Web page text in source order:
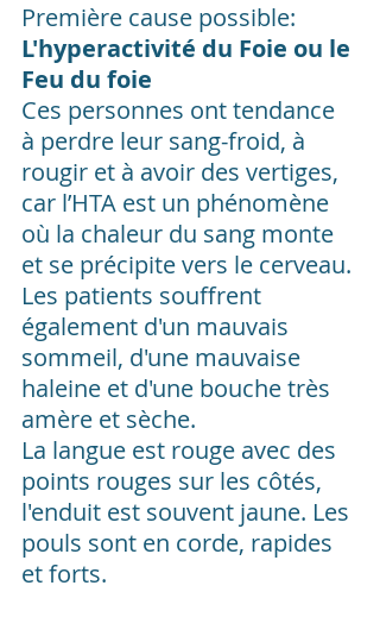
Première cause possible:
L'hyperactivité du Foie ou le
Feu du foie
Ces personnes ont tendance
à perdre leur sang-froid, à
rougir et à avoir des vertiges,
car l’HTA est un phénomène
où la chaleur du sang monte
et se précipite vers le cerveau.
Les patients souffrent
également d'un mauvais
sommeil, d'une mauvaise
haleine et d'une bouche très
amère et sèche.
La langue est rouge avec des
points rouges sur les côtés,
l'enduit est souvent jaune. Les
pouls sont en corde, rapides
et forts.